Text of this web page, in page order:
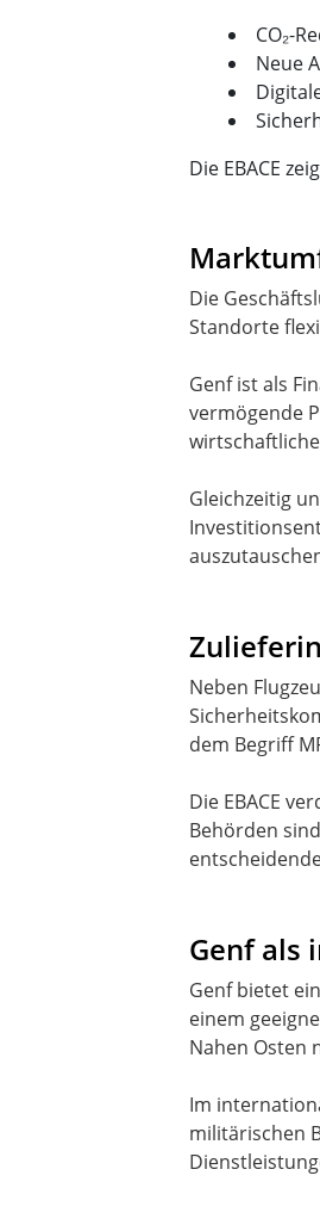
CO₂-
Neue
Die EBACE
Die
Standorte
Genf ist als
vermögende
Gleichzeitig
Neben
dem Begriff
Die EBACE
Behörden
Genf als
Genf bietet
einem
Nahen Osten
Im
militärischen